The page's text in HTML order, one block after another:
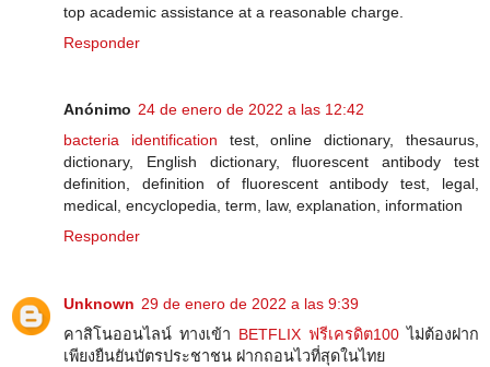
top academic assistance at a reasonable charge.
Responder
Anónimo 24 de enero de 2022 a las 12:42
bacteria identification test, online dictionary, thesaurus,
dictionary, English dictionary, fluorescent antibody test
definition, definition of fluorescent antibody test, legal,
medical, encyclopedia, term, law, explanation, information
Responder
Unknown 29 de enero de 2022 a las 9:39
คาสิโนออนไลน์ ทางเข้า BETFLIX ฟรีเครดิต100 ไม่ต้องฝาก
เพียงยืนยันบัตรประชาชน ฝากถอนไวที่สุดในไทย